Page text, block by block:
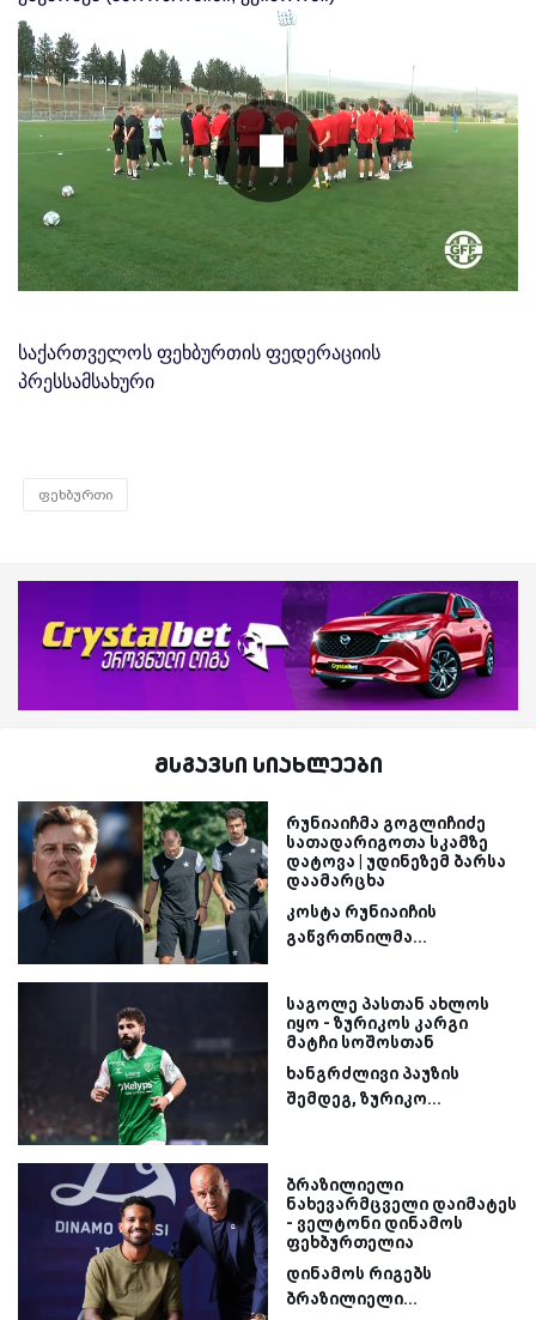
საქართველოს ფეხბურთის ფედერაციის
პრესსამსახური
ფეხბურთი
მსგავსი სიახლეები
რუნიაიჩმა გოგლიჩიძე
სათადარიგოთა სკამზე
დატოვა | უდინეზემ ბარსა
დაამარცხა
კოსტა რუნიაიჩის
გაწვრთნილმა...
საგოლე პასთან ახლოს
იყო - ზურიკოს კარგი
მატჩი სოშოსთან
ხანგრძლივი პაუზის
შემდეგ, ზურიკო...
ბრაზილიელი
ნახევარმცველი დაიმატეს
- ველტონი დინამოს
ფეხბურთელია
დინამოს რიგებს
ბრაზილიელი...